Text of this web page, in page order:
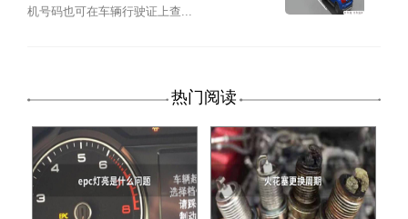
机号码也可在车辆行驶证上查...
热门阅读